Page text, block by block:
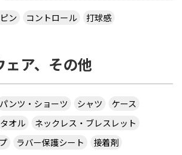
ン コントロール 打球感
ェア、その他
パンツ・ショーツ シャツ
ケース
タオル
ネックレス・ブレスレット
ラバー保護シート
接着剤